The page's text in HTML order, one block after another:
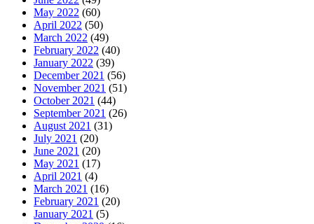
May 2022 (60)
April 2022 (50)
March 2022 (49)
February 2022 (40)
January 2022 (39)
December 2021 (56)
November 2021 (51)
October 2021 (44)
September 2021 (26)
August 2021 (31)
July 2021 (20)
June 2021 (20)
May 2021 (17)
April 2021 (4)
March 2021 (16)
February 2021 (20)
January 2021 (5)